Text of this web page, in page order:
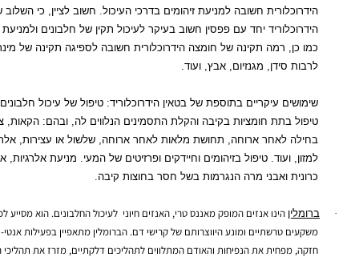
הידרוכלורית חשובה למניעת זיהומים בדרכי העיכול. חשוב לציין, כי השלוב של בטאין
הידרוכלוריד יחד עם פפסין חשוב בעיקר לעיכול תקין של חלבונים ולמניעת אלרגיות.
כמו כן, רמה תקינה של חומצה הידרוכלורית חשובה לספיגה תקינה של מינראלים,
לרבות סידן, מגנזיום, אבץ, ועוד.
שימושים עיקריים בתוספת של בטאין הידרוכלוריד: טיפול של עיכול חלבונים לקוי.
טיפול בתת חומציות בקיבה והקלת התסמינים הנלווים לה, ובהם: הקאות, צרבות,
בחילה לאחר ארוחה, תחושת מלאות לאחר ארוחה, שלשול או עצירות, אלרגיות
למזון, ועוד. טיפול בזיהומים וחיידקים ופרזיטים של המעי. מניעת אלרגיות, אסטמה
כרונית ואבני מרה הנגרמות בשל חסר בחוצות קיבה.
הינו אנזים המופק מאננס טרי, האנזים חיוני לעיכול החלבונים. הוא מסייע לפרוק
משקעים טרשתיים ומונע היווצרותם של קרישי דם. הברומלין מתאפיין בפעילות אנטי- דלקתית
חזקה, מפחית את הנפיחות והאודם המתלווים לתהליכים דלקתיים, מזרז את תהליכי ההחלמה